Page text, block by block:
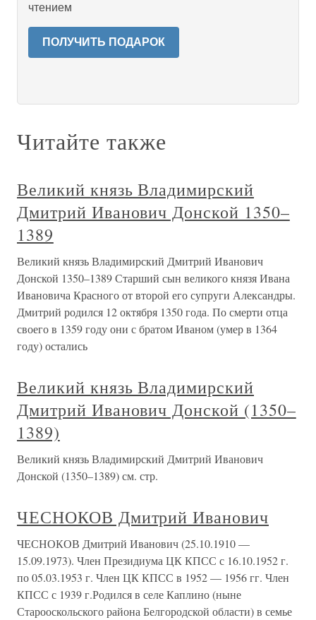
чтением
ПОЛУЧИТЬ ПОДАРОК
Читайте также
Великий князь Владимирский
Дмитрий Иванович Донской 1350–
1389
Великий князь Владимирский Дмитрий Иванович
Донской 1350–1389 Старший сын великого князя Ивана
Ивановича Красного от второй его супруги Александры.
Дмитрий родился 12 октября 1350 года. По смерти отца
своего в 1359 году они с братом Иваном (умер в 1364
году) остались
Великий князь Владимирский
Дмитрий Иванович Донской (1350–
1389)
Великий князь Владимирский Дмитрий Иванович
Донской (1350–1389) см. стр.
ЧЕСНОКОВ Дмитрий Иванович
ЧЕСНОКОВ Дмитрий Иванович (25.10.1910 —
15.09.1973). Член Президиума ЦК КПСС с 16.10.1952 г.
по 05.03.1953 г. Член ЦК КПСС в 1952 — 1956 гг. Член
КПСС с 1939 г.Родился в селе Каплино (ныне
Старооскольского района Белгородской области) в семье